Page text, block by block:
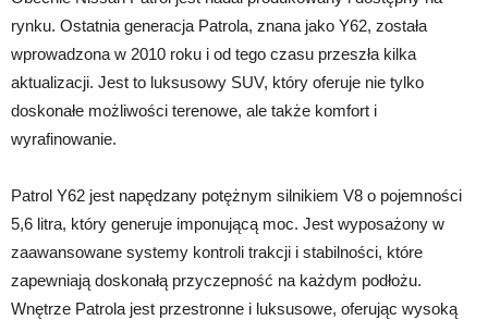
rynku. Ostatnia generacja Patrola, znana jako Y62, została
wprowadzona w 2010 roku i od tego czasu przeszła kilka
aktualizacji. Jest to luksusowy SUV, który oferuje nie tylko
doskonałe możliwości terenowe, ale także komfort i
wyrafinowanie.
Patrol Y62 jest napędzany potężnym silnikiem V8 o pojemności
5,6 litra, który generuje imponującą moc. Jest wyposażony w
zaawansowane systemy kontroli trakcji i stabilności, które
zapewniają doskonałą przyczepność na każdym podłożu.
Wnętrze Patrola jest przestronne i luksusowe, oferując wysoką